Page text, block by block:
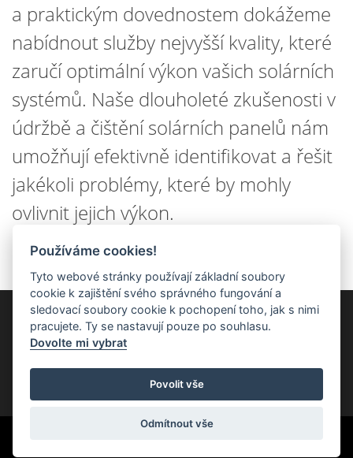
a praktickým dovednostem dokážeme
nabídnout služby nejvyšší kvality, které
zaručí optimální výkon vašich solárních
systémů. Naše dlouholeté zkušenosti v
údržbě a čištění solárních panelů nám
umožňují efektivně identifikovat a řešit
jakékoli problémy, které by mohly
ovlivnit jejich výkon.
Na hlavní web
Používáme cookies!
Tyto webové stránky používají základní soubory
cookie k zajištění svého správného fungování a
sledovací soubory cookie k pochopení toho, jak s nimi
pracujete. Ty se nastavují pouze po souhlasu.
Dovolte mi vybrat
Povolit vše
Odmítnout vše